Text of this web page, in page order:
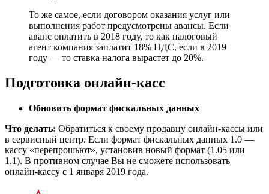
То же самое, если договором оказания услуг или
выполнения работ предусмотрены авансы. Если
аванс оплатить в 2018 году, то как налоговый
агент компания заплатит 18% НДС, если в 2019
году — то ставка налога вырастет до 20%.
Подготовка онлайн-касс
Обновить формат фискальных данных
Что делать: Обратиться к своему продавцу онлайн-кассы или
в сервисный центр. Если формат фискальных данных 1.0 —
кассу «перепрошьют», установив новый формат (1.05 или
1.1). В противном случае Вы не сможете использовать
онлайн-кассу с 1 января 2019 года.